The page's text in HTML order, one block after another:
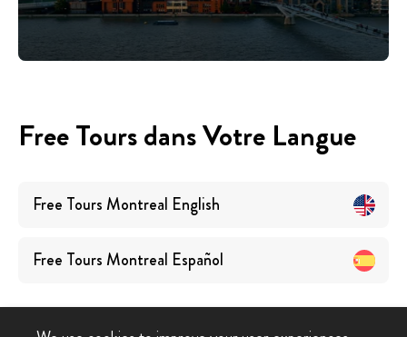
Free Tours dans Votre Langue
Free Tours Montreal English
Free Tours Montreal Español